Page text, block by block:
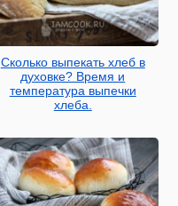
Сколько выпекать хлеб в
духовке? Время и
температура выпечки
хлеба.